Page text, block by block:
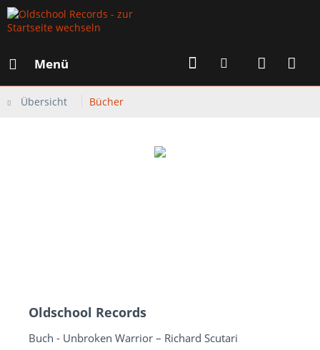
Menü
Übersicht Bücher
Oldschool Records
Buch - Unbroken Warrior – Richard Scutari